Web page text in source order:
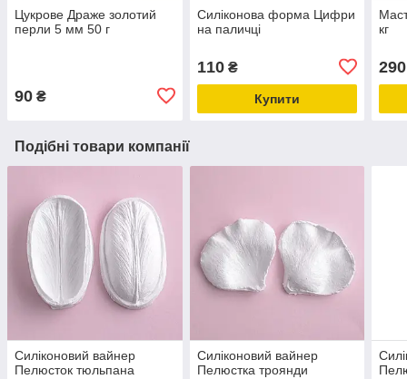
Цукрове Драже золотий
перли 5 мм 50 г
90 ₴
Силіконова форма Цифри
на паличці
110₴
Купити
кг
290
Подібні товари компанії
Силіконовий вайнер
Пелюсток тюльпана
Силіконовий вайнер
Пелюстка троянди